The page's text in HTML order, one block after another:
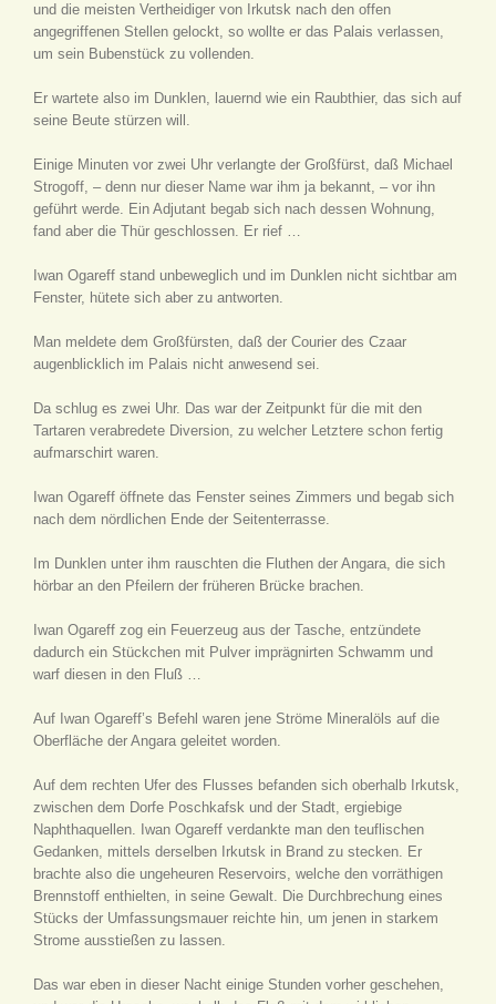
und die meisten Vertheidiger von Irkutsk nach den offen
angegriffenen Stellen gelockt, so wollte er das Palais verlassen,
um sein Bubenstück zu vollenden.
Er wartete also im Dunklen, lauernd wie ein Raubthier, das sich auf
seine Beute stürzen will.
Einige Minuten vor zwei Uhr verlangte der Großfürst, daß Michael
Strogoff, – denn nur dieser Name war ihm ja bekannt, – vor ihn
geführt werde. Ein Adjutant begab sich nach dessen Wohnung,
fand aber die Thür geschlossen. Er rief …
Iwan Ogareff stand unbeweglich und im Dunklen nicht sichtbar am
Fenster, hütete sich aber zu antworten.
Man meldete dem Großfürsten, daß der Courier des Czaar
augenblicklich im Palais nicht anwesend sei.
Da schlug es zwei Uhr. Das war der Zeitpunkt für die mit den
Tartaren verabredete Diversion, zu welcher Letztere schon fertig
aufmarschirt waren.
Iwan Ogareff öffnete das Fenster seines Zimmers und begab sich
nach dem nördlichen Ende der Seitenterrasse.
Im Dunklen unter ihm rauschten die Fluthen der Angara, die sich
hörbar an den Pfeilern der früheren Brücke brachen.
Iwan Ogareff zog ein Feuerzeug aus der Tasche, entzündete
dadurch ein Stückchen mit Pulver imprägnirten Schwamm und
warf diesen in den Fluß …
Auf Iwan Ogareff’s Befehl waren jene Ströme Mineralöls auf die
Oberfläche der Angara geleitet worden.
Auf dem rechten Ufer des Flusses befanden sich oberhalb Irkutsk,
zwischen dem Dorfe Poschkafsk und der Stadt, ergiebige
Naphthaquellen. Iwan Ogareff verdankte man den teuflischen
Gedanken, mittels derselben Irkutsk in Brand zu stecken. Er
brachte also die ungeheuren Reservoirs, welche den vorräthigen
Brennstoff enthielten, in seine Gewalt. Die Durchbrechung eines
Stücks der Umfassungsmauer reichte hin, um jenen in starkem
Strome ausstießen zu lassen.
Das war eben in dieser Nacht einige Stunden vorher geschehen,